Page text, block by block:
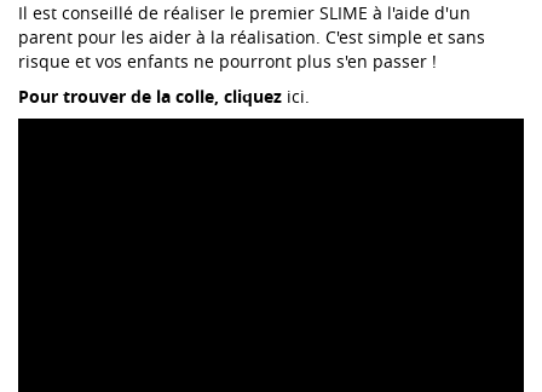
Il est conseillé de réaliser le premier SLIME à l'aide d'un
parent pour les aider à la réalisation. C'est simple et sans
risque et vos enfants ne pourront plus s'en passer !
Pour trouver de la colle, cliquez ici